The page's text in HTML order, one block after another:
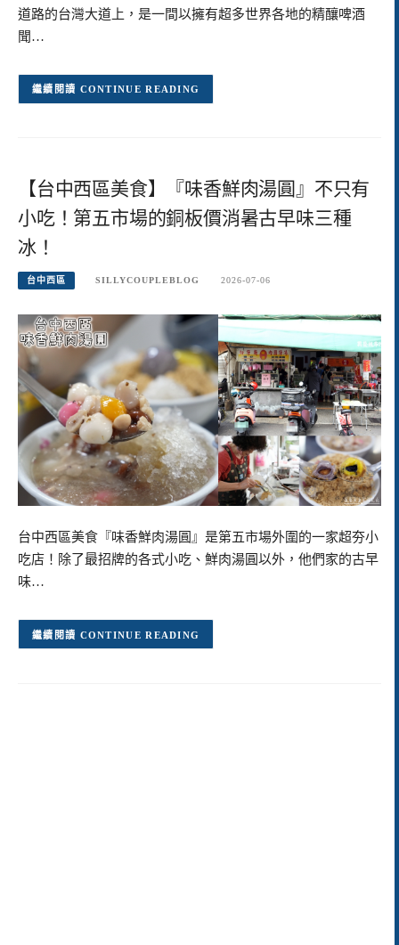
道路的台灣大道上，是一間以擁有超多世界各地的精釀啤酒
聞…
CONTINUE READING
【台中西區美食】『味香鮮肉湯圓』不只有
小吃！第五市場的銅板價消暑古早味三種
冰！
台中西區 SILLYCOUPLEBLOG 2026-07-06
台中西區美食『味香鮮肉湯圓』是第五市場外圍的一家超夯小
吃店！除了最招牌的各式小吃、鮮肉湯圓以外，他們家的古早
味…
CONTINUE READING